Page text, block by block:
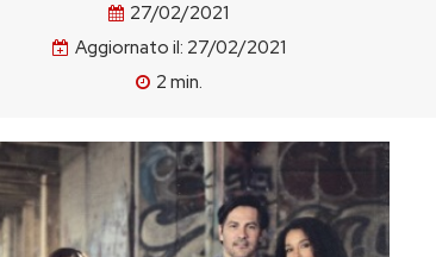
27/02/2021
Aggiornato il: 27/02/2021
2 min.